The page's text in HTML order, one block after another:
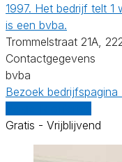
1997. Het bedrijf telt 1
is een bvba.
Trommelstraat 21A,
Contactgegevens
bvba
Bezoek bedrijfspagina
Gratis - Vrijblijvend